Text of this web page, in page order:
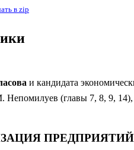
в zip
и кандидата
Непомилуев (главы 7, 8, 9, 14),
АЦИЯ ПРЕДПРИЯТИЙ